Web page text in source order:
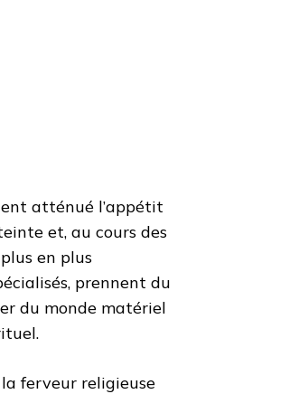
atténué l’appétit
et, au cours des
en plus
prennent du
du monde matériel
ferveur religieuse